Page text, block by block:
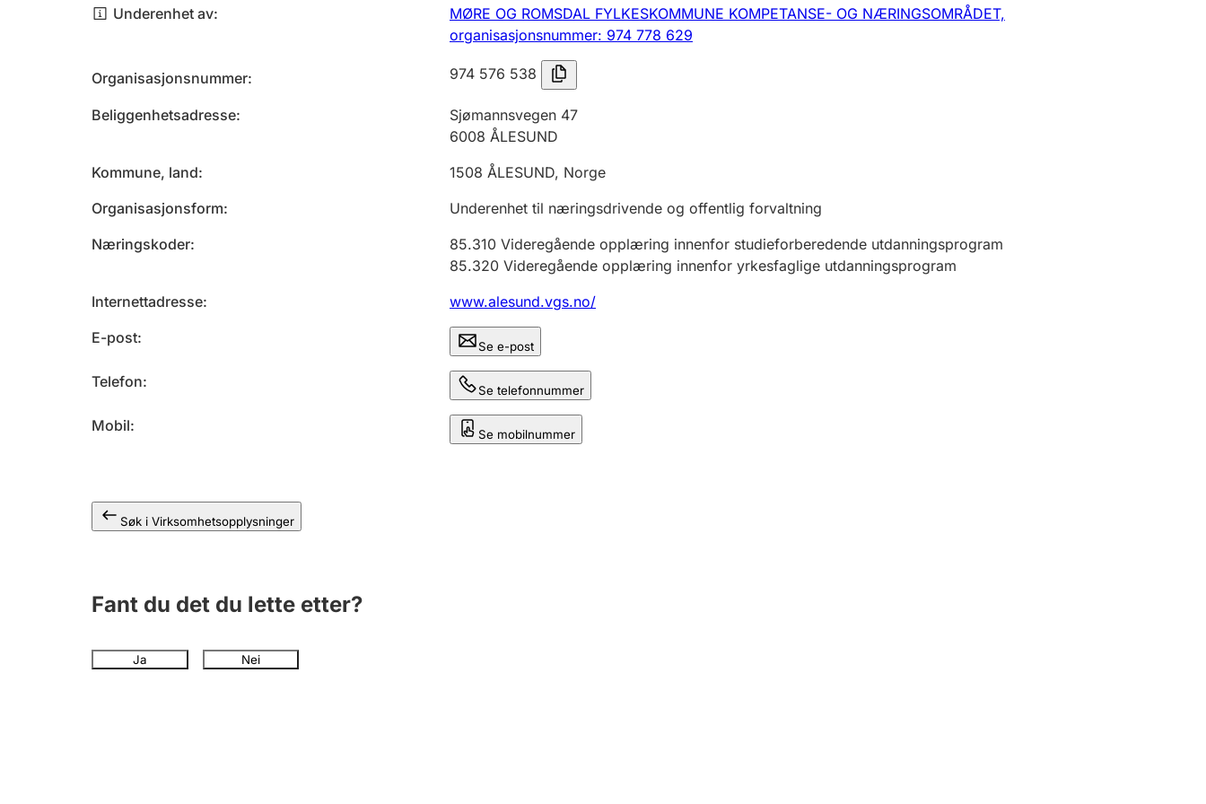
Underenhet av
MØRE OG ROMSDAL FYLKESKOMMUNE KOMPETANSE- OG NÆRINGSOMRÅDET,
organisasjonsnummer: 974 778 629
Organisasjonsnummer 974 576 538
Beliggenhetsadresse
Sjømannsvegen 47
6008 ÅLESUND
Kommune, land
1508 ÅLESUND, Norge
Organisasjonsform
Underenhet til næringsdrivende og offentlig forvaltning
Næringskoder
85.310 Videregående opplæring innenfor studieforberedende utdanningsprogram
85.320 Videregående opplæring innenfor yrkesfaglige utdanningsprogram
Internettadresse
www.alesund.vgs.no/
E-post
Se e-post
Telefon Se telefonnummer
Mobil Se mobilnummer
Søk i Virksomhetsopplysninger
Fant du det du lette etter?
Ja Nei